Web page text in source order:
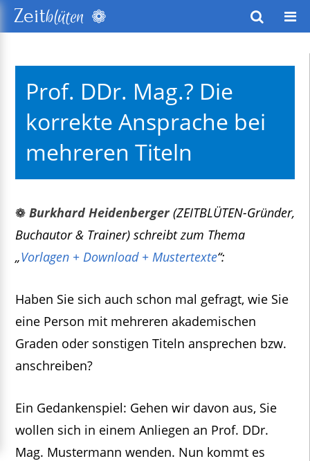
Zeitblüten ❁
Prof. DDr. Mag.? Die
korrekte Ansprache bei
mehreren Titeln
❁ Burkhard Heidenberger(ZEITBLÜTEN-Gründer,
Buchautor & Trainer) schreibt zum Thema
„Vorlagen + Download + Mustertexte“:
Haben Sie sich auch schon mal gefragt, wie Sie
eine Person mit mehreren akademischen
Graden oder sonstigen Titeln ansprechen bzw.
anschreiben?
Ein Gedankenspiel: Gehen wir davon aus, Sie
wollen sich in einem Anliegen an Prof. DDr.
Mag. Mustermann wenden. Nun kommt es